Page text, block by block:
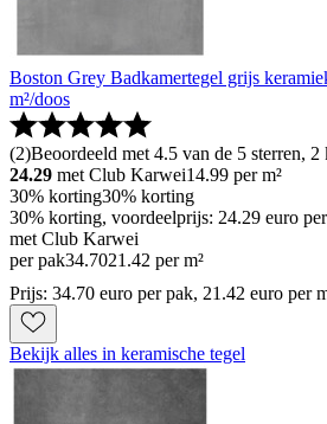
Boston Grey Badkamertegel grijs
m²/doos
(2)Beoordeeld met 4.5 van de 5 sterren,
24.29 met Club Karwei14.99 per m²
30% korting30% korting
30% korting, voordeelprijs: 24.29 euro
met Club Karwei
per pak34.7021.42 per m²
Prijs: 34.70 euro per pak, 21.42 euro per
Bekijk alles in keramische tegel